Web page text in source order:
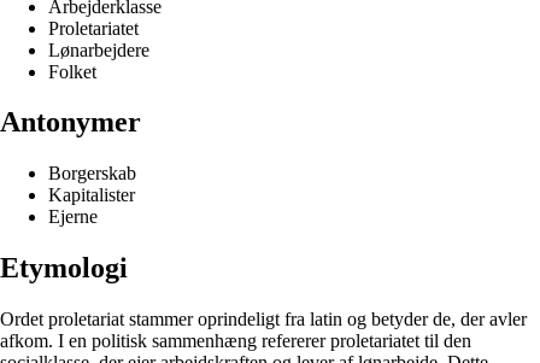
Arbejderklasse
Proletariatet
Lønarbejdere
Folket
Antonymer
Borgerskab
Kapitalister
Ejerne
Etymologi
Ordet proletariat stammer oprindeligt fra latin og betyder de, der avler
afkom. I en politisk sammenhæng refererer proletariatet til den